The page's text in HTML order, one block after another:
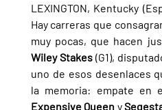
LEXINGTON, Kentucky
Hay carreras que
muy pocas, que hacen
Wiley Stakes (G1),
uno de esos desenlaces
Expensive Queen y